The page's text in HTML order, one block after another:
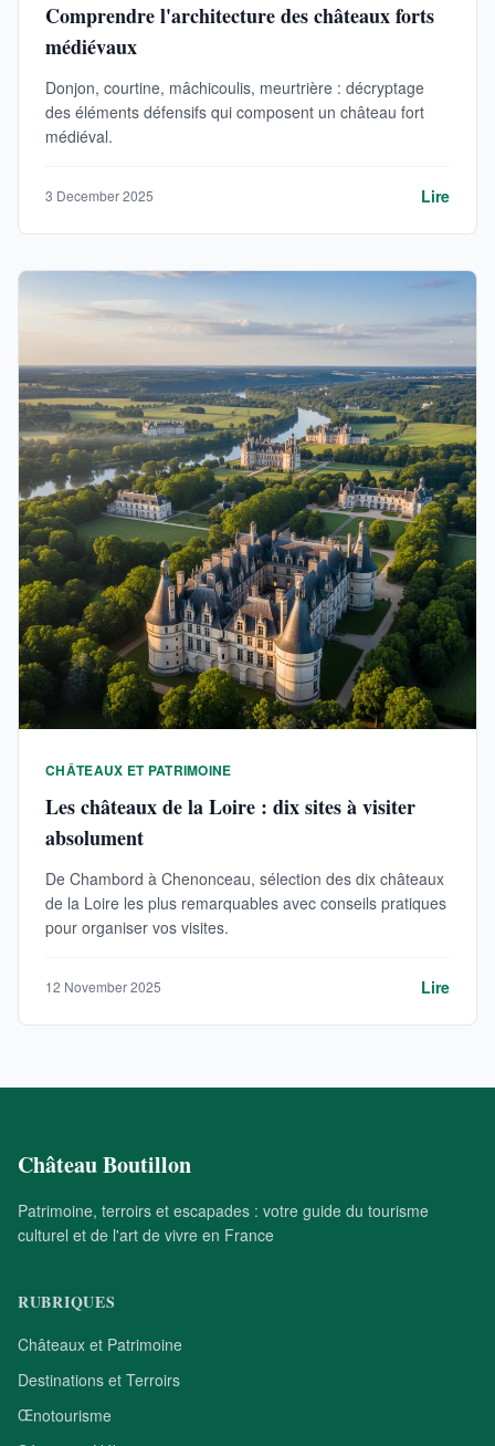
Comprendre l'architecture des châteaux forts
médiévaux
Donjon, courtine, mâchicoulis, meurtrière : décryptage
des éléments défensifs qui composent un château fort
médiéval.
3 December 2025 Lire
CHÂTEAUX ET PATRIMOINE
Les châteaux de la Loire : dix sites à visiter
absolument
De Chambord à Chenonceau, sélection des dix châteaux
de la Loire les plus remarquables avec conseils pratiques
pour organiser vos visites.
12 November 2025 Lire
Château Boutillon
Patrimoine, terroirs et escapades : votre guide du tourisme
culturel et de l'art de vivre en France
RUBRIQUES
Châteaux et Patrimoine
Destinations et Terroirs
Œnotourisme